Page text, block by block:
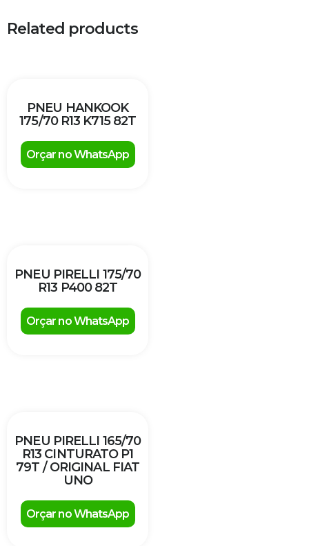
Related products
PNEU HANKOOK
175/70 R13 K715 82T
Orçar no WhatsApp
PNEU PIRELLI 175/70
R13 P400 82T
Orçar no WhatsApp
PNEU PIRELLI 165/70
R13 CINTURATO P1
79T / ORIGINAL FIAT
UNO
Orçar no WhatsApp